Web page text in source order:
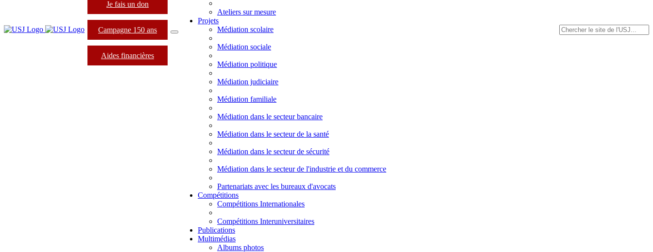
Je fais un don
Campagne 150 ans
Aides financières
Ateliers sur mesure
Projets
Médiation scolaire
Médiation sociale
Médiation politique
Médiation judiciaire
Médiation familiale
Médiation dans le secteur bancaire
Médiation dans le secteur de la santé
Médiation dans le secteur de sécurité
Médiation dans le secteur de l'industrie et du commerce
Partenariats avec les bureaux d'avocats
Compétitions
Compétitions Internationales
Compétitions Interuniversitaires
Publications
Multimédias
Albums photos